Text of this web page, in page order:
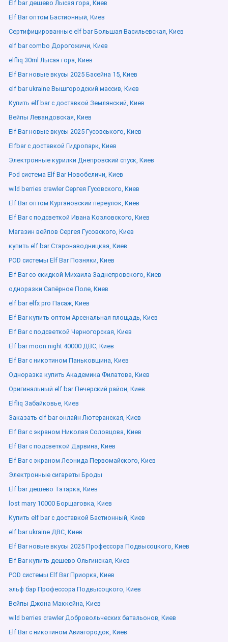
Elf bar дешево Лысая гора, Киев
Elf Bar оптом Бастионный, Киев
Сертифицированные elf bar Большая Васильевская, Киев
elf bar combo Дорогожичи, Киев
elfliq 30ml Лысая гора, Киев
Elf Bar новые вкусы 2025 Басейна 15, Киев
elf bar ukraine Вышгородский массив, Киев
Купить elf bar с доставкой Землянский, Киев
Вейпы Левандовская, Киев
Elf Bar новые вкусы 2025 Гусовського, Киев
Elfbar с доставкой Гидропарк, Киев
Электронные курилки Днепровский спуск, Киев
Pod система Elf Bar Новобеличи, Киев
wild berries crawler Сергея Гусовского, Киев
Elf Bar оптом Кургановский переулок, Киев
Elf Bar с подсветкой Ивана Козловского, Киев
Магазин вейпов Сергея Гусовского, Киев
купить elf bar Старонаводницкая, Киев
POD системы Elf Bar Позняки, Киев
Elf Bar со скидкой Михаила Заднепровского, Киев
одноразки Сапёрное Поле, Киев
elf bar elfx pro Пасаж, Киев
Elf Bar купить оптом Арсенальная площадь, Киев
Elf Bar с подсветкой Черногорская, Киев
Elf bar moon night 40000 ДВС, Киев
Elf Bar с никотином Паньковщина, Киев
Одноразка купить Академика Филатова, Киев
Оригинальный elf bar Печерский район, Киев
Elfliq Забайковье, Киев
Заказать elf bar онлайн Лютеранская, Киев
Elf Bar с экраном Николая Соловцова, Киев
Elf Bar с подсветкой Дарвина, Киев
Elf Bar с экраном Леонида Первомайского, Киев
Электронные сигареты Броды
Elf bar дешево Татарка, Киев
lost mary 10000 Борщаговка, Киев
Купить elf bar с доставкой Бастионный, Киев
elf bar ukraine ДВС, Киев
Elf Bar новые вкусы 2025 Профессора Подвысоцкого, Киев
Elf Bar купить дешево Ольгинская, Киев
POD системы Elf Bar Приорка, Киев
эльф бар Профессора Подвысоцкого, Киев
Вейпы Джона Маккейна, Киев
wild berries crawler Добровольческих батальонов, Киев
Elf Bar с никотином Авиагородок, Киев